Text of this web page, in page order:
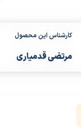
کارشناس این محصول
مرتضی قدمیاری